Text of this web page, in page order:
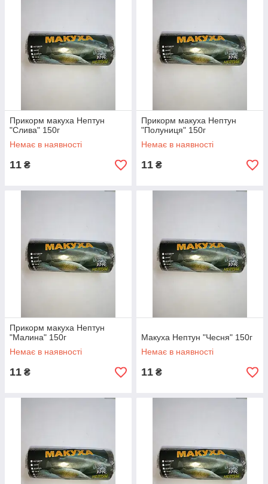
Прикорм макуха Нептун
"Слива" 150г
Немає в наявності
11 ₴
Прикорм макуха Нептун
"Полуниця" 150г
Немає в наявності
11 ₴
Прикорм макуха Нептун
"Малина" 150г
Немає в наявності
11 ₴
Макуха Нептун "Чесня" 150г
Немає в наявності
11 ₴